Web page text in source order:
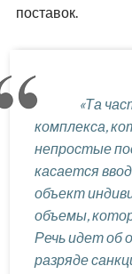
поставок.
«Та
комплекса,
непростые
касается
объект
объемы,
Речь идет об
разряде